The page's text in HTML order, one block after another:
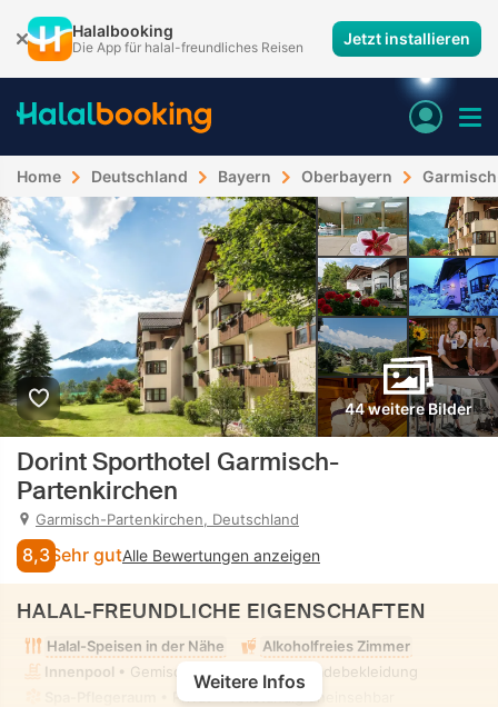
Halalbooking
Die App für halal-freundliches Reisen Jetzt installieren
Home Deutschland Bayern Oberbayern
44 weitere Bilder
Dorint Sporthotel Garmisch-
Partenkirchen
Garmisch-Partenkirchen, Deutschland
8,3 Sehr gutAlle Bewertungen anzeigen
HALAL-FREUNDLICHE EIGENSCHAFTEN
Halal-Speisen in der Nähe
Alkoholfreies Zimmer
Innenpool • Gemischt • Bescheidene Badebekleidung
• Privat • Vollständig uneinsehbar
Weitere Infos